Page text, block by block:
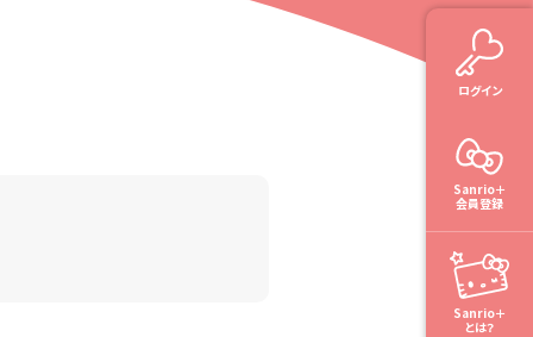
ログイン
Sanrio＋
会員登録
Sanrio＋
とは？